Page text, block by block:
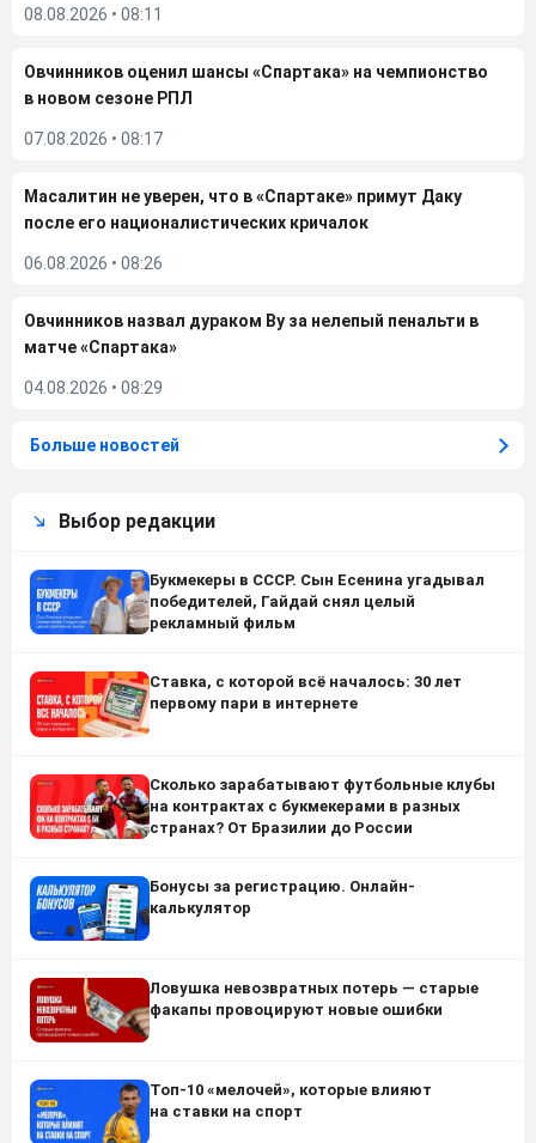
08.08.2026 • 08:11
Овчинников оценил шансы «Спартака» на чемпионство
в новом сезоне РПЛ
07.08.2026 • 08:17
Масалитин не уверен, что в «Спартаке» примут Даку
после его националистических кричалок
06.08.2026 • 08:26
Овчинников назвал дураком Ву за нелепый пенальти в
матче «Спартака»
04.08.2026 • 08:29
Больше новостей
Выбор редакции
Букмекеры в СССР. Сын Есенина угадывал
победителей, Гайдай снял целый
рекламный фильм
Ставка, с которой всё началось: 30 лет
первому пари в интернете
Сколько зарабатывают футбольные клубы
на контрактах с букмекерами в разных
странах? От Бразилии до России
Бонусы за регистрацию. Онлайн-
калькулятор
Ловушка невозвратных потерь — старые
факапы провоцируют новые ошибки
Топ-10 «мелочей», которые влияют
на ставки на спорт